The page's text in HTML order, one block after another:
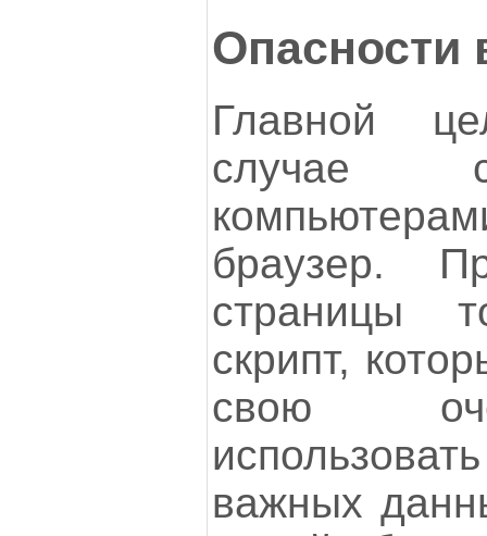
Опасности
Главной
случае
браузер.
страницы
скрипт,
свою
важных